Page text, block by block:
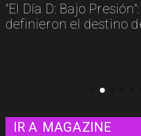
"Diamanti": una carta
contada a través de
IR A MAGAZINE